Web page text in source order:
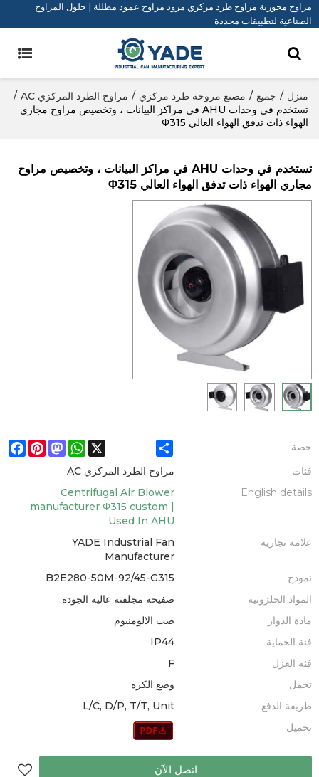
مراوح محورية مراوح طرد مركزي مزود مراوح عمود مظللة | حلول المراوح
الصناعية لتطبيقات محددة
منزل / جميع / مصنع مروحة طرد مركزي / مراوح الطرد المركزي AC
/
تستخدم في وحدات AHU في مراكز البيانات ، وتخصيص مراوح مجاري
الهواء ذات تدفق الهواء العالي Φ315
تستخدم في وحدات AHU في مراكز البيانات ، وتخصيص مراوح
مجاري الهواء ذات تدفق الهواء العالي Φ315
حصة Share
Mastodon
WhatsApp
X
فئات
مراوح الطرد المركزي AC
English details
Centrifugal Air Blower
manufacturer Φ315 custom |
Used In AHU
علامة تجارية
YADE Industrial Fan
Manufacturer
نموذج
B2E280-50M-92/45-G315
المواد الحلزونية
صفيحة مجلفنة عالية الجودة
مادة الدوار
صب الالومنيوم
فئة الحماية
IP44
فئة العزل
F
تحمل
وضع الكره
طريقة الدفع
L/C, D/P, T/T, Unit
تحميل
اتصل الآن